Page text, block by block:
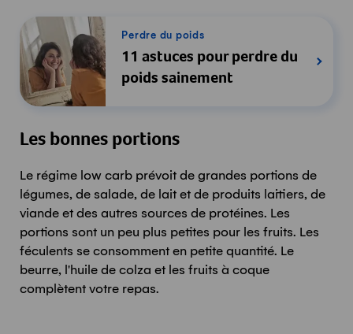
Perdre du poids
11 astuces pour perdre du
poids sainement
Les bonnes portions
Le régime low carb prévoit de grandes portions de
légumes, de salade, de lait et de produits laitiers, de
viande et des autres sources de protéines. Les
portions sont un peu plus petites pour les fruits. Les
féculents se consomment en petite quantité. Le
beurre, l'huile de colza et les fruits à coque
complètent votre repas.